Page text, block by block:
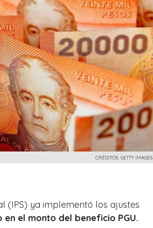
CRÉDITOS: GETTY IMAGES
(IPS) ya implementó los ajustes
en el monto del beneficio PGU.